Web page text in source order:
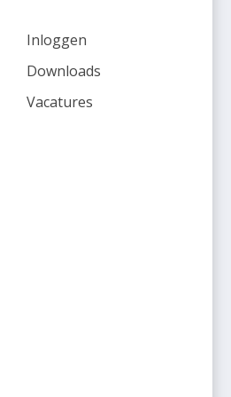
Inloggen
Downloads
Vacatures